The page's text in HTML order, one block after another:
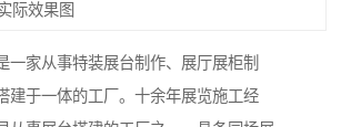
际效果图
一家从事特装展台制作、展厅展柜制
建于一体的工厂。十余年展览施工经